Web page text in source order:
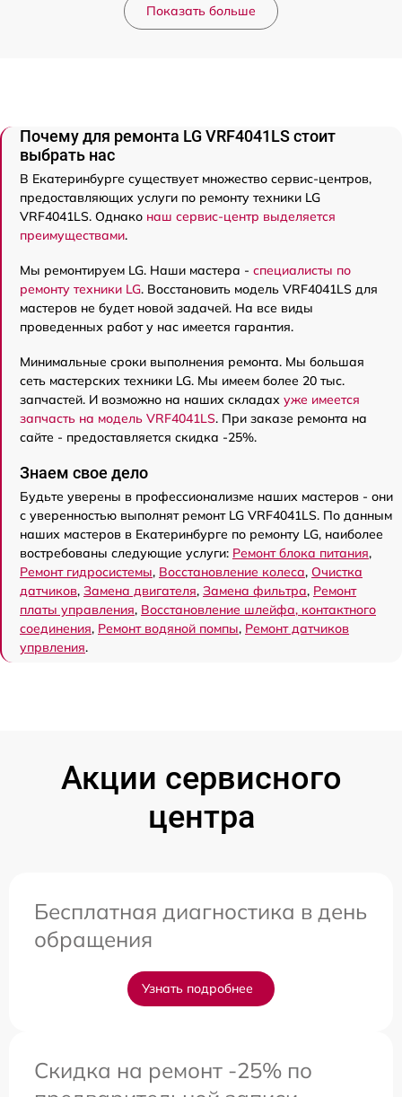
Показать больше
Почему для ремонта LG VRF4041LS стоит
выбрать нас
В Екатеринбурге существует множество сервис-центров,
предоставляющих услуги по ремонту техники LG
VRF4041LS. Однако наш сервис-центр выделяется
преимуществами.
Мы ремонтируем LG. Наши мастера - специалисты по
ремонту техники LG. Восстановить модель VRF4041LS для
мастеров не будет новой задачей. На все виды
проведенных работ у нас имеется гарантия.
Минимальные сроки выполнения ремонта. Мы большая
сеть мастерских техники LG. Мы имеем более 20 тыс.
запчастей. И возможно на наших складах уже имеется
запчасть на модель VRF4041LS. При заказе ремонта на
сайте - предоставляется скидка -25%.
Знаем свое дело
Будьте уверены в профессионализме наших мастеров - они
с уверенностью выполнят ремонт LG VRF4041LS. По данным
наших мастеров в Екатеринбурге по ремонту LG, наиболее
востребованы следующие услуги: Ремонт блока питания,
Ремонт гидросистемы, Восстановление колеса, Очистка
датчиков, Замена двигателя, Замена фильтра, Ремонт
платы управления, Восстановление шлейфа, контактного
соединения, Ремонт водяной помпы, Ремонт датчиков
упрвления.
Акции сервисного
центра
Бесплатная диагностика в день
обращения
Узнать подробнее
Скидка на ремонт -25% по